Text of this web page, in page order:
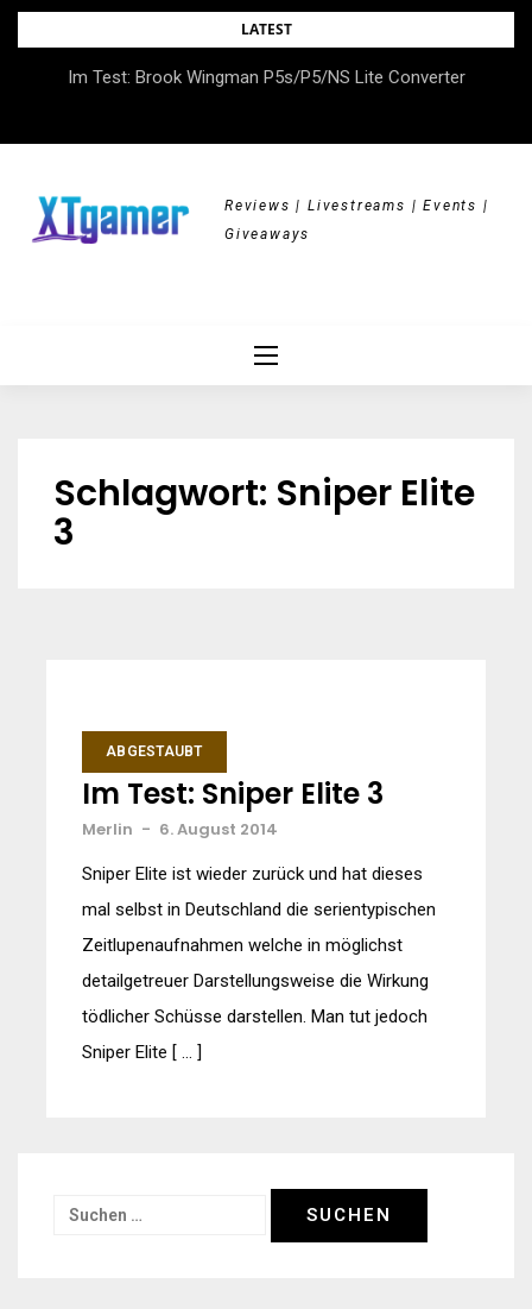
Skip
LATEST
Im Test: Brook Wingman P5s/P5/NS Lite Converter
DOK.fest München 2026 – Empowered, HerStory, Beyond
Reviews | Livestreams | Events |
Giveaways
Schlagwort: Sniper Elite
3
ABGESTAUBT
Im Test: Sniper Elite 3
Merlin - 6. August 2014
Sniper Elite ist wieder zurück und hat dieses
mal selbst in Deutschland die serientypischen
Zeitlupenaufnahmen welche in möglichst
detailgetreuer Darstellungsweise die Wirkung
tödlicher Schüsse darstellen. Man tut jedoch
Sniper Elite [ … ]
Suchen